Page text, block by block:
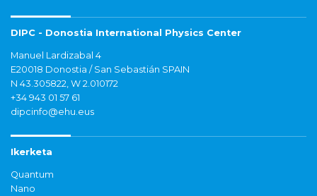
DIPC - Donostia International Physics Center
Manuel Lardizabal 4
E20018 Donostia / San Sebastián SPAIN
N 43.305822, W 2.010172
+34 943 01 57 61
dipcinfo@ehu.eus
Ikerketa
Quantum
Nano